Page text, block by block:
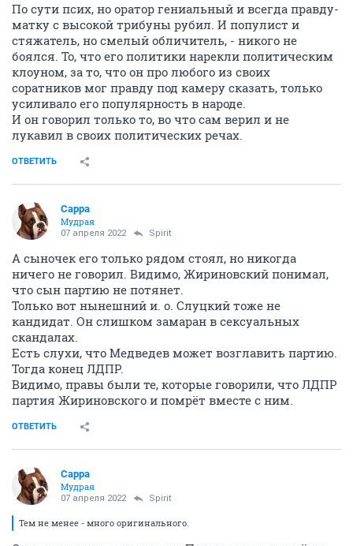
По сути псих, но оратор гениальный и всегда правду-
матку с высокой трибуны рубил. И популист и
стяжатель, но смелый обличитель, - никого не
боялся. То, что его политики нарекли политическим
клоуном, за то, что он про любого из своих
соратников мог правду под камеру сказать, только
усиливало его популярность в народе.
И он говорил только то, во что сам верил и не
лукавил в своих политических речах.
ОТВЕТИТЬ
Сарра
Мудрая
07 апреля 2022 Spirit
А сыночек его только рядом стоял, но никогда
ничего не говорил. Видимо, Жириновский понимал,
что сын партию не потянет.
Только вот нынешний и. о. Слуцкий тоже не
кандидат. Он слишком замаран в сексуальных
скандалах.
Есть слухи, что Медведев может возглавить партию.
Тогда конец ЛДПР.
Видимо, правы были те, которые говорили, что ЛДПР
партия Жириновского и помрёт вместе с ним.
ОТВЕТИТЬ
Сарра
Мудрая
07 апреля 2022 Spirit
Тем не менее - много оригинального.